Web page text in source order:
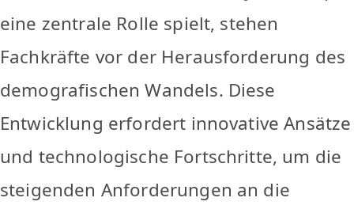
eine zentrale Rolle spielt, stehen
Fachkräfte vor der Herausforderung des
demografischen Wandels. Diese
Entwicklung erfordert innovative Ansätze
und technologische Fortschritte, um die
steigenden Anforderungen an die